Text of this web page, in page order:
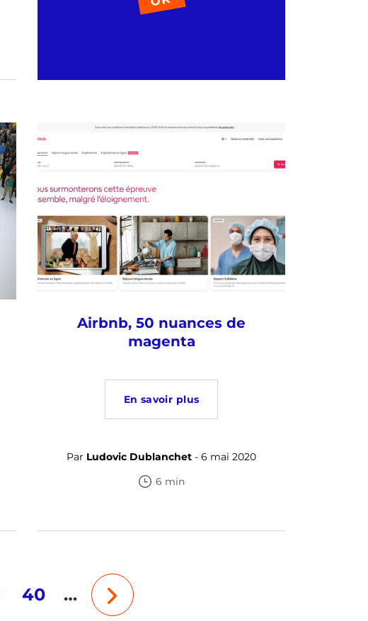
Airbnb, 50 nuances de
magenta
En savoir plus
Par Ludovic Dublanchet - 6 mai 2020
6 min
40 …